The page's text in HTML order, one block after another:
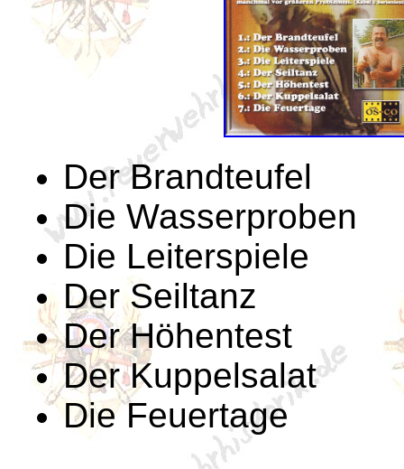
Der Brandteufel
Die Wasserproben
Die Leiterspiele
Der Seiltanz
Der Höhentest
Der Kuppelsalat
Die Feuertage